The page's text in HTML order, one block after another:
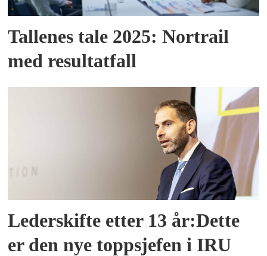
Tallenes tale 2025: Nortrail
med resultatfall
Lederskifte etter 13 år:Dette
er den nye toppsjefen i IRU